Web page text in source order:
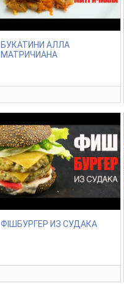
БУКАТИНИ АЛЛА
МАТРИЧИАНА
ФІШБУРГЕР ИЗ СУДАКА